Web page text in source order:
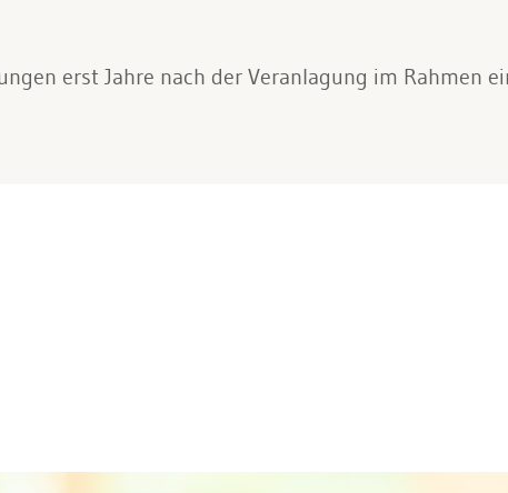
erst Jahre nach der Veranlagung im Rahmen